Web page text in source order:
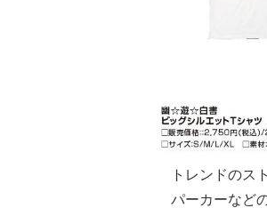
トレンドのス
パーカーなど